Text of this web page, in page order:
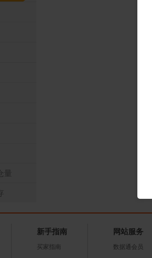
新手指南
买家指南
网站服务
数据通会员